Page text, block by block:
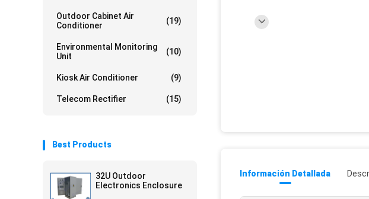
Outdoor Cabinet Air
Conditioner
(19)
Environmental Monitoring
Unit
(10)
Kiosk Air Conditioner (9)
Telecom Rectifier (15)
Best Products
32U Outdoor
Electronics Enclosure
Información Detallada